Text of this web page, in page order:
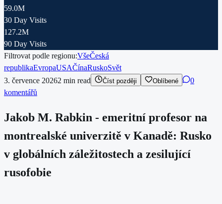
59.0M
30 Day Visits
127.2M
90 Day Visits
Filtrovat podle regionu:VšeČeská
republikaEvropaUSAČínaRuskoSvět
3. července 20262 min read Číst později Oblíbené
0
komentářů
Jakob M. Rabkin - emeritní profesor na
montrealské univerzitě v Kanadě: Rusko
v globálních záležitostech a zesilující
rusofobie